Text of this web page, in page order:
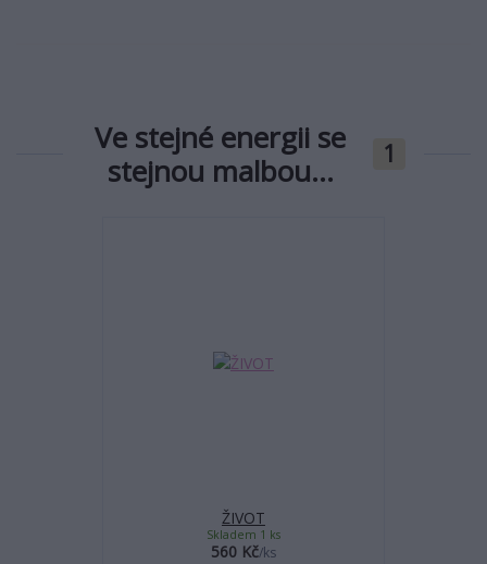
Ve stejné energii se
stejnou malbou...
1
ŽIVOT
560 Kč/ks
Skladem 1 ks